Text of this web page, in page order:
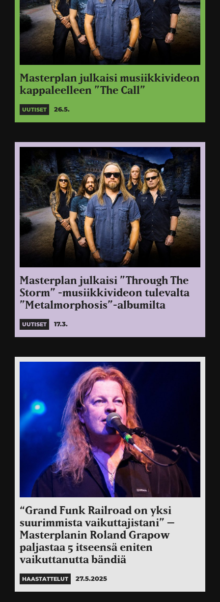
Masterplan julkaisi musiikkivideon
kappaleelleen ”The Call”
UUTISET 26.5.
Masterplan julkaisi ”Through The
Storm” -musiikkivideon tulevalta
”Metalmorphosis”-albumilta
UUTISET 17.3.
“Grand Funk Railroad on yksi
suurimmista vaikuttajistani” –
Masterplanin Roland Grapow
paljastaa 5 itseensä eniten
vaikuttanutta bändiä
HAASTATTELUT 27.5.2025